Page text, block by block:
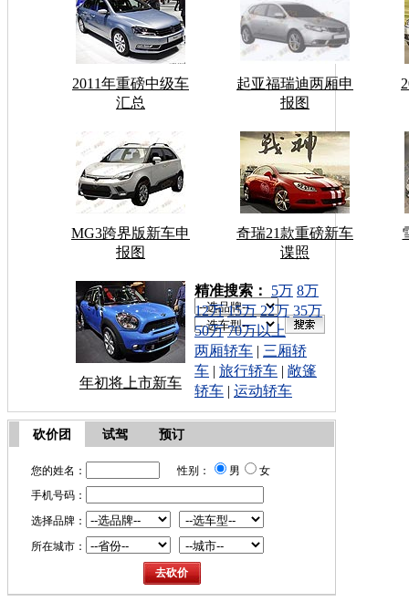
2011年重磅中级车
汇总
起亚福瑞迪两厢申
报图
MG3跨界版新车申
报图
奇瑞21款重磅新车
谍照
年初将上市新车
车型搜索：
精准搜索： 5万 8万
12万 15万 22万 35万
50万 70万以上
两厢轿车 | 三厢轿
车 | 旅行轿车 | 敞篷
轿车 | 运动轿车
砍价团 试驾 预订
您的姓名： 性别： 男
女
手机号码：
选择品牌：
所在城市：